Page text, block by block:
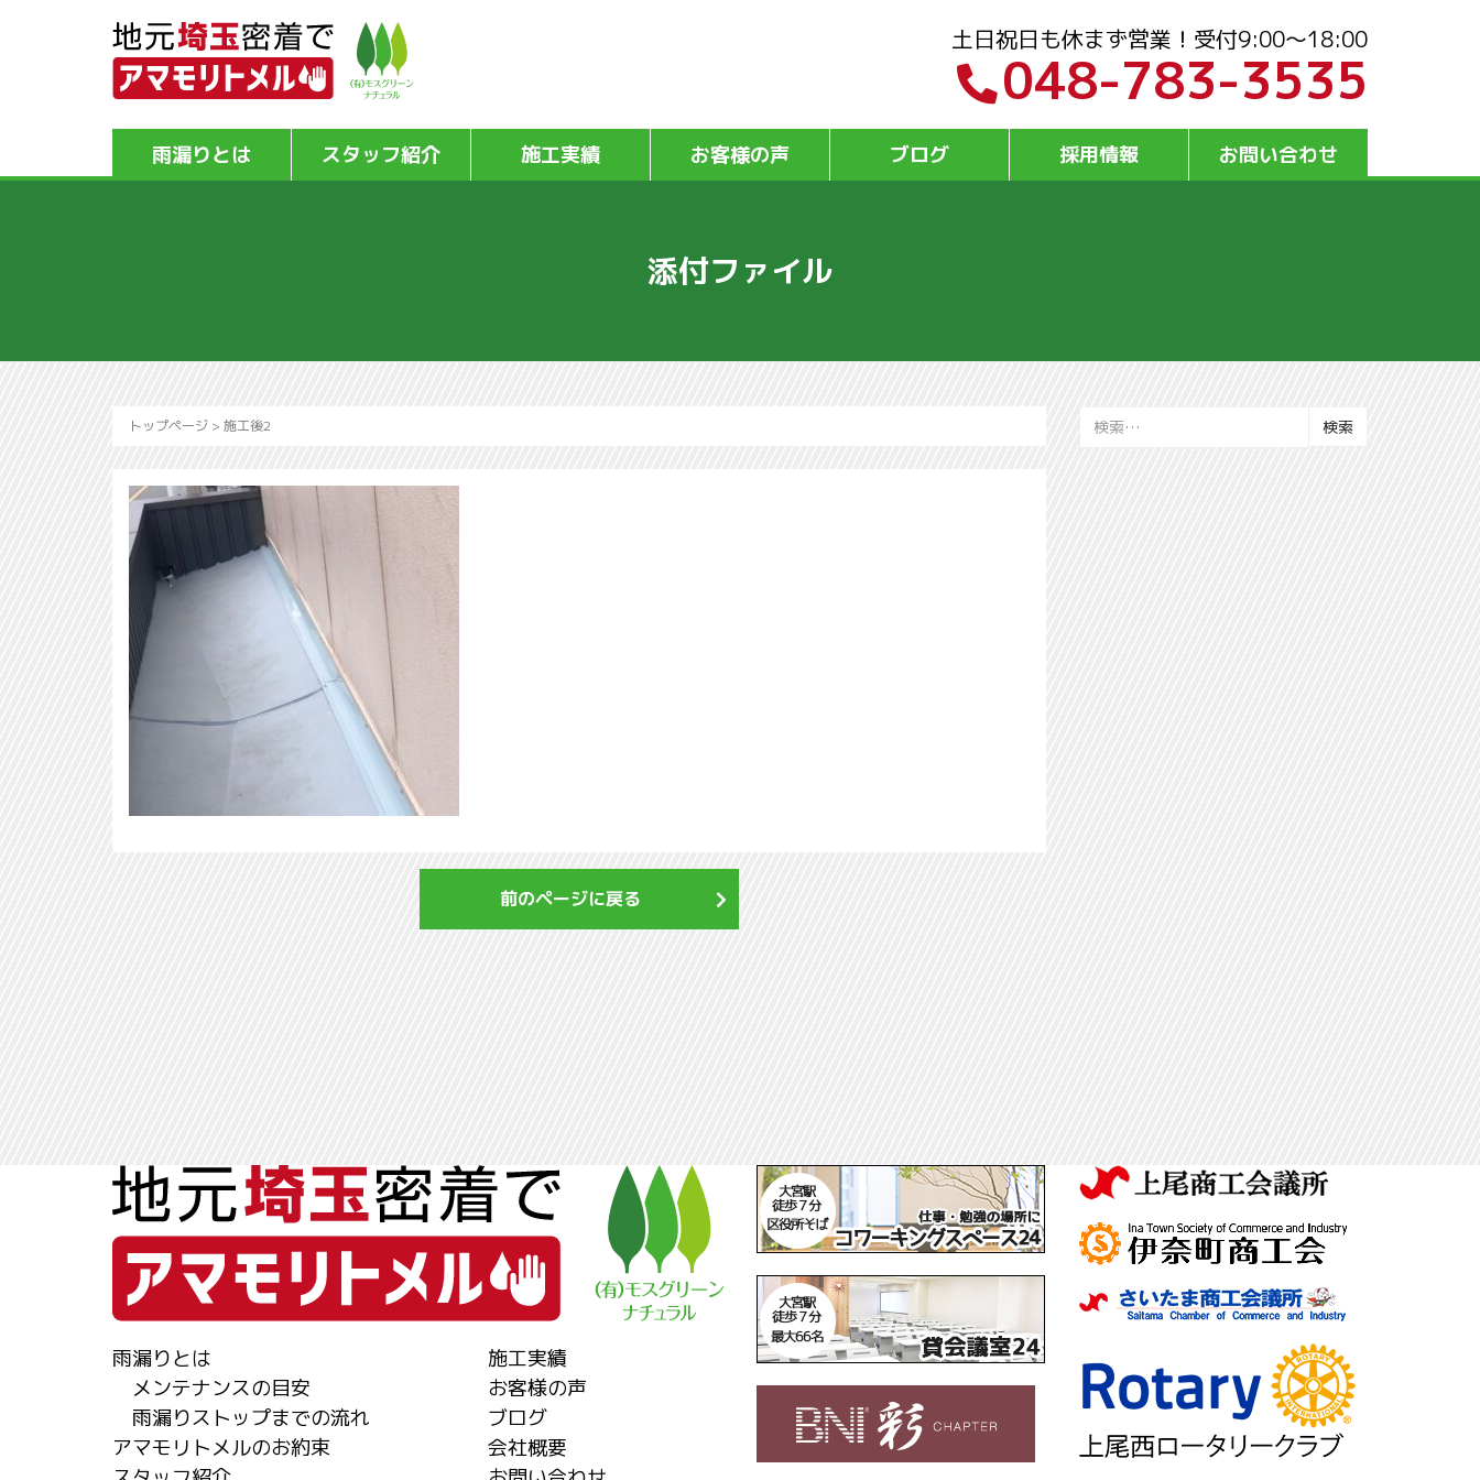
土日祝日も休まず営業！受付9:00～18:00
048-783-3535
雨漏りとは スタッフ紹介 施工実績 お客様の声 ブログ 採用情報 お問い合わせ
添付ファイル
トップページ > 施工後2
前のページに戻る
検
雨漏りとは
メンテナンスの目安
雨漏りストップまでの流れ
アマモリトメルのお約束
施工実績
お客様の声
ブログ
会社概要